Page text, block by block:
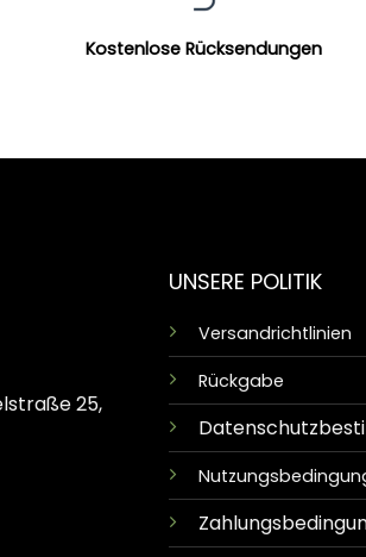
Kostenlose Rücksendungen
25,
UNSERE POLITIK
Versandrichtlinien
Rückgabe